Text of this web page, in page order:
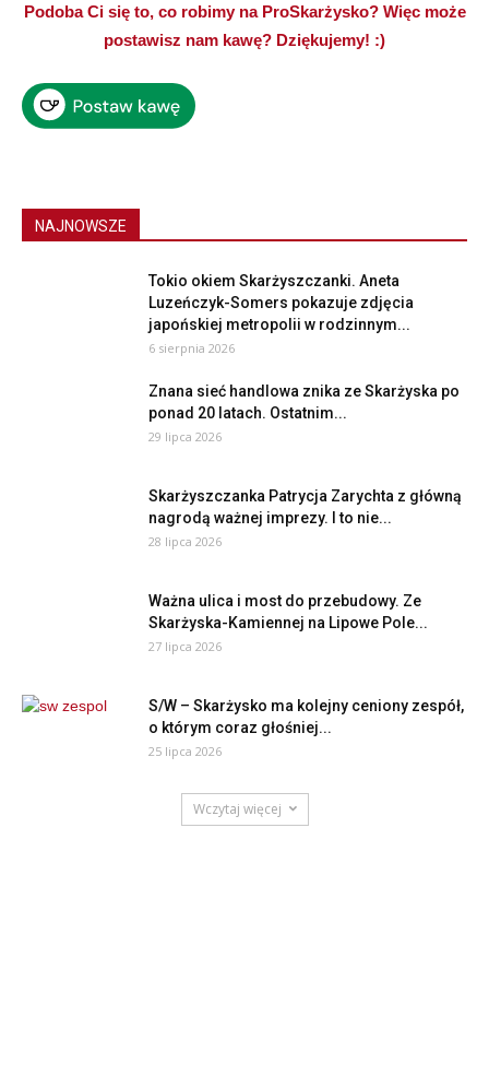
Podoba Ci się to, co robimy na ProSkarżysko? Więc może
postawisz nam kawę? Dziękujemy! :)
NAJNOWSZE
Tokio okiem Skarżyszczanki. Aneta
Luzeńczyk-Somers pokazuje zdjęcia
japońskiej metropolii w rodzinnym...
6 sierpnia 2026
Znana sieć handlowa znika ze Skarżyska po
ponad 20 latach. Ostatnim...
29 lipca 2026
Skarżyszczanka Patrycja Zarychta z główną
nagrodą ważnej imprezy. I to nie...
28 lipca 2026
Ważna ulica i most do przebudowy. Ze
Skarżyska-Kamiennej na Lipowe Pole...
27 lipca 2026
S/W – Skarżysko ma kolejny ceniony zespół,
o którym coraz głośniej...
25 lipca 2026
Wczytaj więcej